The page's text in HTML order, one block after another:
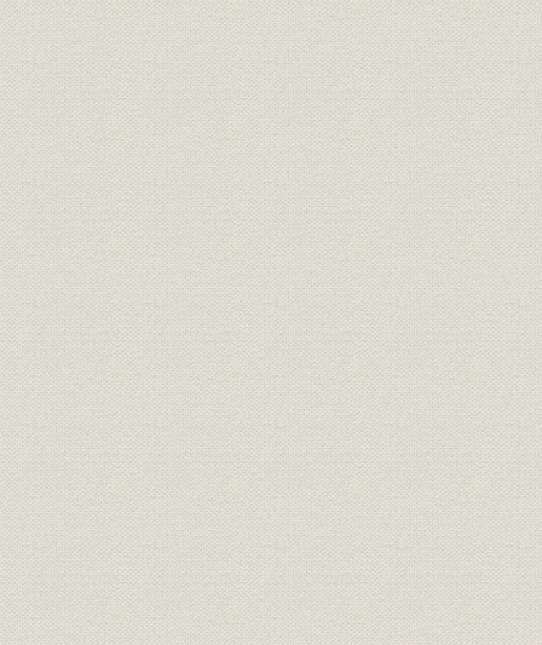
ロックフェラーグループ社への資本参加を報じる新聞記事[『日経
の各紙]
丸の内100年記念写真展
「再開発計画推進協議会」の発足
丸の内は夜も眠らない[菱芸出版]
泉パークタウンの夏祭りで
兵庫・猪名川パークタウン全景
渡辺武次郎
中田乙一
伊藤達二
高木丈太郎
建設省の発足[毎日新聞社]
昭和27年の森永キャンデーストア[森永製菓]
東京ビルの工事中[前掲『東京ビルヂング竣工記念』]と完成後